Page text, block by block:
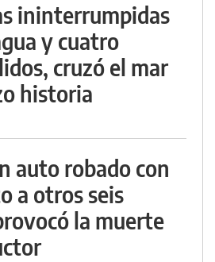
ininterrumpidas
y cuatro
cruzó el mar
historia
auto robado con
a otros seis
la muerte